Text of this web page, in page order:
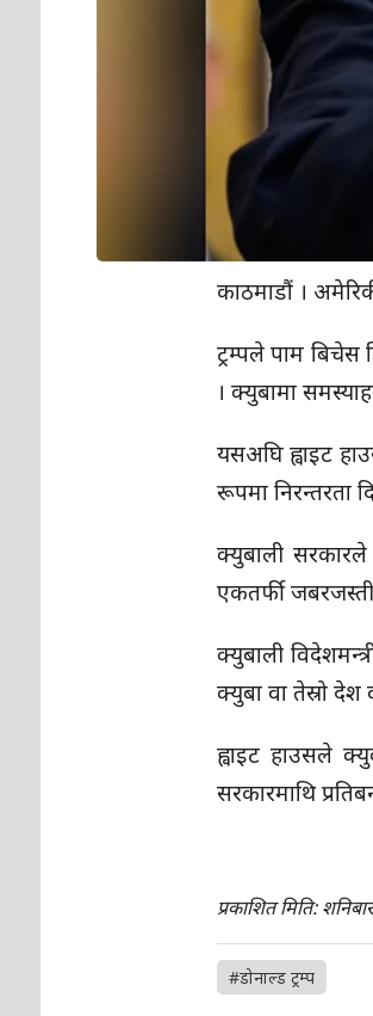
काठमाडौं ।
ट्रम्पले पाम
। क्युबामा
यसअघि ह्वाइट
रूपमा निरन्तरता
क्युबाली सरकारले
एकतर्फी
क्युबाली
क्युबा वा तेस्रो
ह्वाइट हाउसले
सरकारमाथि
प्रकाशित मिति:
#डोनाल्ड ट्रम्प